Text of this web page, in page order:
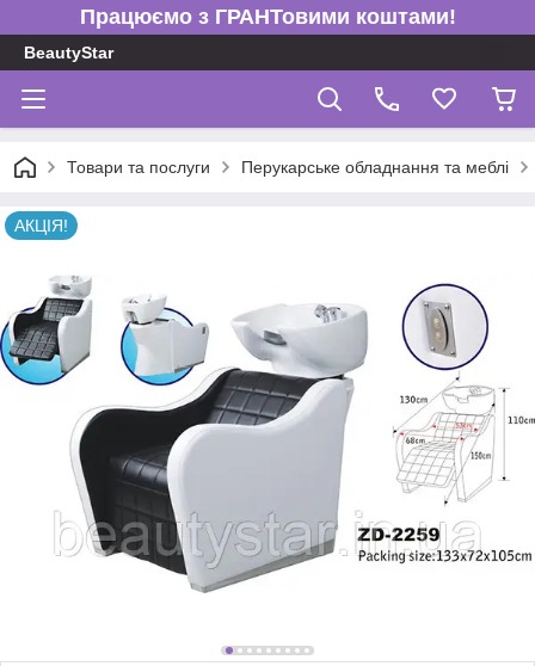
Працюємо з ГРАНТовими коштами!
BeautyStar
Товари та послуги Перукарське обладнання та меблі
АКЦІЯ!